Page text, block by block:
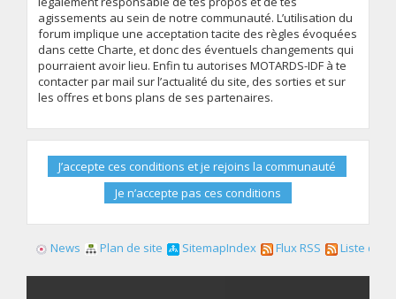
agissements au sein de notre communauté. L’utilisation du
forum implique une acceptation tacite des règles évoquées
dans cette Charte, et donc des éventuels changements qui
pourraient avoir lieu. Enfin tu autorises MOTARDS-IDF à te
contacter par mail sur l’actualité du site, des sorties et sur
les offres et bons plans de ses partenaires.
News Plan de site SitemapIndex Flux RSS Liste des